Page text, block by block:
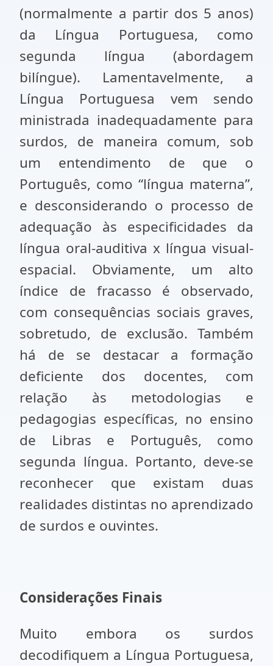
(normalmente a partir dos 5 anos)
da Língua Portuguesa, como
segunda língua (abordagem
bilíngue). Lamentavelmente, a
Língua Portuguesa vem sendo
ministrada inadequadamente para
surdos, de maneira comum, sob
um entendimento de que o
Português, como “língua materna”,
e desconsiderando o processo de
adequação às especificidades da
língua oral-auditiva x língua visual-
espacial. Obviamente, um alto
índice de fracasso é observado,
com consequências sociais graves,
sobretudo, de exclusão. Também
há de se destacar a formação
deficiente dos docentes, com
relação às metodologias e
pedagogias específicas, no ensino
de Libras e Português, como
segunda língua. Portanto, deve-se
reconhecer que existam duas
realidades distintas no aprendizado
de surdos e ouvintes.
Considerações Finais
Muito embora os surdos
decodifiquem a Língua Portuguesa,